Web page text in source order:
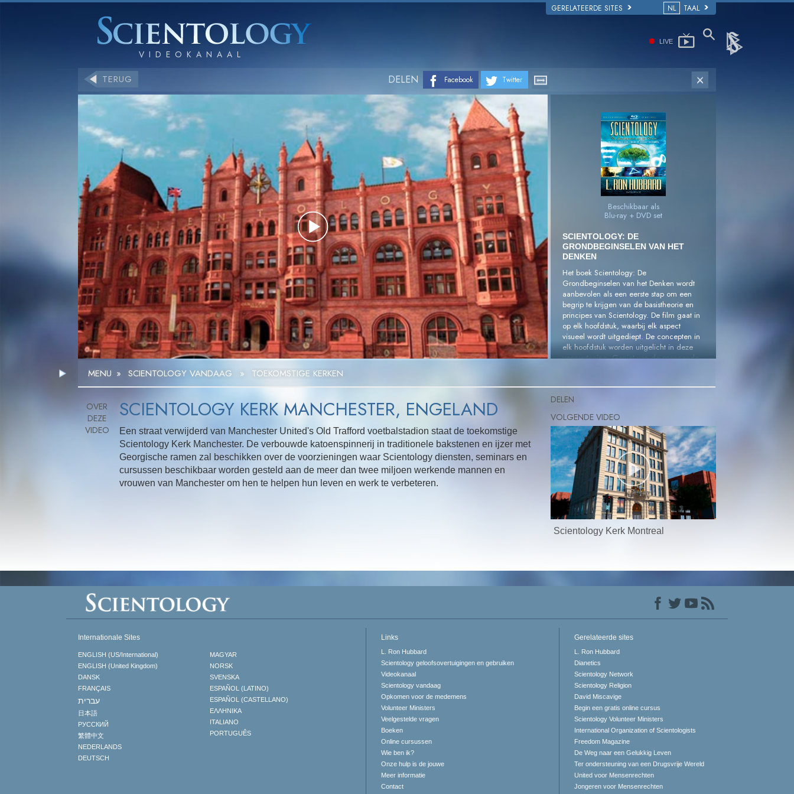
GERELATEERDE SITES NL TAAL
LIVE
TERUG DELEN Facebook Twitter
Play
Video
MENU » SCIENTOLOGY VANDAAG » TOEKOMSTIGE KERKEN
Beschikbaar als
Blu-ray + DVD set
SCIENTOLOGY: DE
GRONDBEGINSELEN VAN HET
DENKEN
Het boek Scientology: De
Grondbeginselen van het Denken wordt
aanbevolen als een eerste stap om een
begrip te krijgen van de basistheorie en
principes van Scientology. De film gaat in
op elk hoofdstuk, waarbij elk aspect
visueel wordt uitgediept. De concepten in
elk hoofdstuk worden uitgelicht in deze
voorvertoning. Geniet van de spannende
SCIENTOLOGY KERK MANCHESTER, ENGELAND
Een straat verwijderd van Manchester United's Old Trafford voetbalstadion staat de toekomstige
Scientology Kerk Manchester. De verbouwde katoenspinnerij in traditionele bakstenen en ijzer met
Georgische ramen zal beschikken over de voorzieningen waar Scientology diensten, seminars en
cursussen beschikbaar worden gesteld aan de meer dan twee miljoen werkende mannen en
vrouwen van Manchester om hen te helpen hun leven en werk te verbeteren.
DELEN
Scientology Kerk Montreal
Internationale Sites
ENGLISH (US/International)
ENGLISH (United Kingdom)
DANSK
FRANÇAIS
עברית
日本語
РУССКИЙ
繁體中文
NEDERLANDS
DEUTSCH
MAGYAR
NORSK
SVENSKA
ESPAÑOL (LATINO)
ESPAÑOL (CASTELLANO)
ΕΛΛΗΝΙΚA
ITALIANO
PORTUGUÊS
Links
L. Ron Hubbard
Scientology geloofsovertuigingen en gebruiken
Videokanaal
Scientology vandaag
Opkomen voor de medemens
Volunteer Ministers
Veelgestelde vragen
Boeken
Online cursussen
Wie ben ik?
Onze hulp is de jouwe
Meer informatie
Contact
Gerelateerde sites
L. Ron Hubbard
Dianetics
Scientology Network
Scientology Religion
David Miscavige
Begin een gratis online cursus
Scientology Volunteer Ministers
International Organization of Scientologists
Freedom Magazine
De Weg naar een Gelukkig Leven
Ter ondersteuning van een Drugsvrije Wereld
United voor Mensenrechten
Jongeren voor Mensenrechten